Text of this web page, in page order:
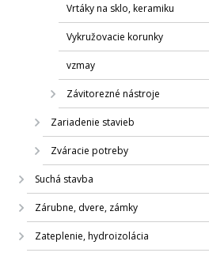
Vrtáky na sklo, keramiku
Vykružovacie korunky
vzmay
Závitorezné nástroje
Zariadenie stavieb
Zváracie potreby
Suchá stavba
Zárubne, dvere, zámky
Zateplenie, hydroizolácia